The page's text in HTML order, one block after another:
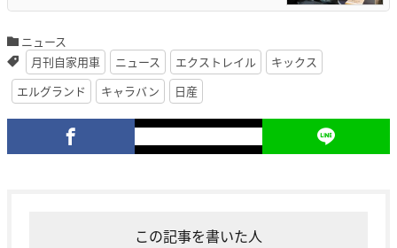
ニュース
月刊自家用車
ニュース エクストレイル
キックス
エルグランド
キャラバン 日産
この記事を書いた人